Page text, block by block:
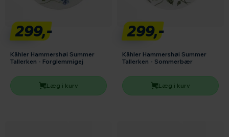
299,-
Kähler Hammershøi Summer
Tallerken - Forglemmigej
Læg i kurv
299,-
Kähler Hammershøi Summer
Tallerken - Sommerbær
Læg i kurv